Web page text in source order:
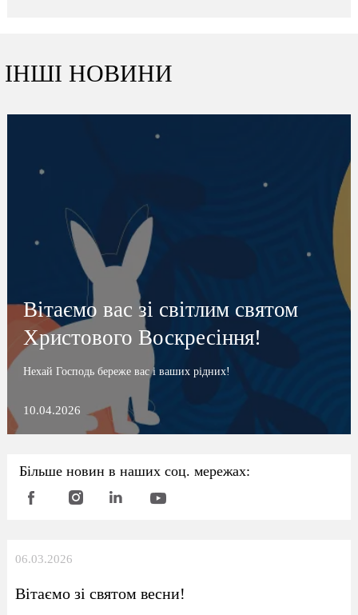
ІНШІ НОВИНИ
Вітаємо вас зі світлим святом
Христового Воскресіння!
Нехай Господь береже вас і ваших рідних!
10.04.2026
Більше новин в наших соц. мережах:
06.03.2026
Вітаємо зі святом весни!